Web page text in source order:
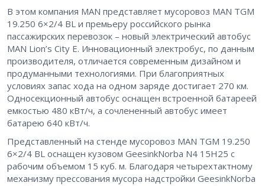
В этом компания MAN представляет мусоровоз MAN TGM
19.250 6×2/4 BL и премьеру российского рынка
пассажирских перевозок – новый электрический автобус
MAN Lion’s City E. Инновационный электробус, по данным
производителя, отличается современным дизайном и
продуманными технологиями. При благоприятных
условиях запас хода на одном заряде достигает 270 км.
Односекционный автобус оснащен встроенной батареей
емкостью 480 кВт/ч, а сочлененный автобус имеет
батарею 640 кВт/ч.
Представленный на стенде мусоровоз MAN TGM 19.250
6×2/4 BL оснащен кузовом GeesinkNorba N4 15H25 с
рабочим объемом 15 куб. м. Благодаря четырехтактному
механизму прессования мусора надстройки GeesinkNorba